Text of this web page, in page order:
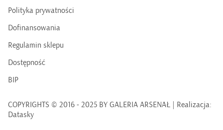
Polityka prywatności
Dofinansowania
Regulamin sklepu
Dostępność
BIP
COPYRIGHTS © 2016 - 2025 BY GALERIA ARSENAŁ | Realizacja:
Datasky